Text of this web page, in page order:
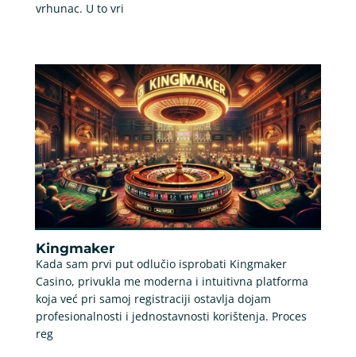
vrhunac. U to vri
Kingmaker
Kada sam prvi put odlučio isprobati Kingmaker
Casino, privukla me moderna i intuitivna platforma
koja već pri samoj registraciji ostavlja dojam
profesionalnosti i jednostavnosti korištenja. Proces
reg